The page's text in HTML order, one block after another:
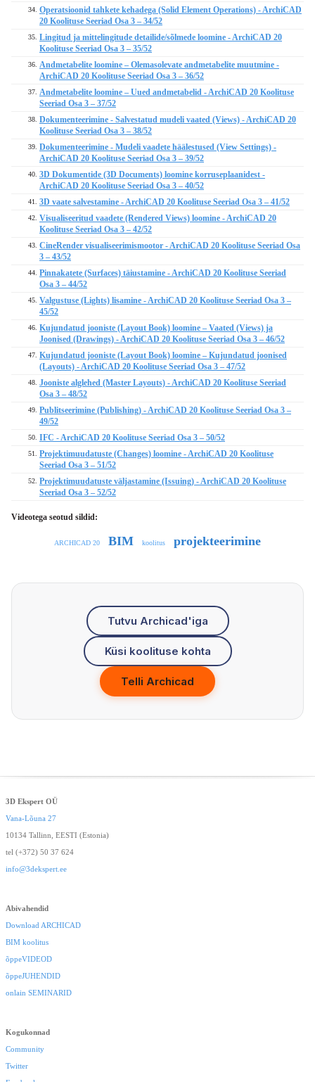
34. Operatsioonid tahkete kehadega (Solid Element Operations) - ArchiCAD
20 Koolituse Seeriad Osa 3 – 34/52
35. Lingitud ja mittelingitude detailide/sõlmede loomine - ArchiCAD 20
Koolituse Seeriad Osa 3 – 35/52
36.
Andmetabelite loomine – Olemasolevate andmetabelite muutmine -
ArchiCAD 20 Koolituse Seeriad Osa 3 – 36/52
37.
Andmetabelite loomine – Uued andmetabelid - ArchiCAD 20 Koolituse
Seeriad Osa 3 – 37/52
38. Dokumenteerimine - Salvestatud mudeli vaated (Views) - ArchiCAD 20
Koolituse Seeriad Osa 3 – 38/52
39. Dokumenteerimine - Mudeli vaadete häälestused (View Settings) -
ArchiCAD 20 Koolituse Seeriad Osa 3 – 39/52
40. 3D Dokumentide (3D Documents) loomine korruseplaanidest -
ArchiCAD 20 Koolituse Seeriad Osa 3 – 40/52
41. 3D vaate salvestamine - ArchiCAD 20 Koolituse Seeriad Osa 3 – 41/52
42. Visualiseeritud vaadete (Rendered Views) loomine - ArchiCAD 20
Koolituse Seeriad Osa 3 – 42/52
43. CineRender visualiseerimismootor - ArchiCAD 20 Koolituse Seeriad Osa
3 – 43/52
44. Pinnakatete (Surfaces) täiustamine - ArchiCAD 20 Koolituse Seeriad
Osa 3 – 44/52
45. Valgustuse (Lights) lisamine - ArchiCAD 20 Koolituse Seeriad Osa 3 –
45/52
46. Kujundatud jooniste (Layout Book) loomine – Vaated (Views) ja
Joonised (Drawings) - ArchiCAD 20 Koolituse Seeriad Osa 3 – 46/52
47. Kujundatud jooniste (Layout Book) loomine – Kujundatud joonised
(Layouts) - ArchiCAD 20 Koolituse Seeriad Osa 3 – 47/52
48. Jooniste alglehed (Master Layouts) - ArchiCAD 20 Koolituse Seeriad
Osa 3 – 48/52
49. Publitseerimine (Publishing) - ArchiCAD 20 Koolituse Seeriad Osa 3 –
49/52
50. IFC - ArchiCAD 20 Koolituse Seeriad Osa 3 – 50/52
51.
Projektimuudatuste (Changes) loomine - ArchiCAD 20 Koolituse
Seeriad Osa 3 – 51/52
52. Projektimuudatuste väljastamine (Issuing) - ArchiCAD 20 Koolituse
Seeriad Osa 3 – 52/52
Videotega seotud sildid:
ARCHICAD 20 BIM koolitus projekteerimine
Tutvu Archicad'iga
Küsi koolituse kohta
Telli Archicad
3D Ekspert OÜ
Vana-Lõuna 27
10134 Tallinn, EESTI (Estonia)
tel (+372) 50 37 624
info@3dekspert.ee
Abivahendid
Download ARCHICAD
BIM koolitus
õppeVIDEOD
õppeJUHENDID
onlain SEMINARID
Kogukonnad
Community
Twitter